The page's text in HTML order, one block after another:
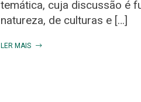
temática, cuja discussão é
natureza, de culturas e […]
LER MAIS